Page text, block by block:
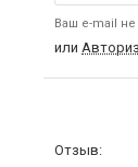
Ваш e-mail не
или
Отзыв: